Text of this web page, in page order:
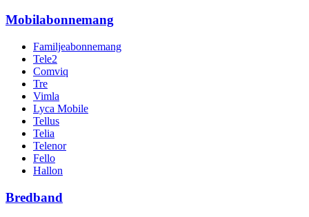
Mobilabonnemang
Familjeabonnemang
Tele2
Comviq
Tre
Vimla
Lyca Mobile
Tellus
Telia
Telenor
Fello
Hallon
Bredband